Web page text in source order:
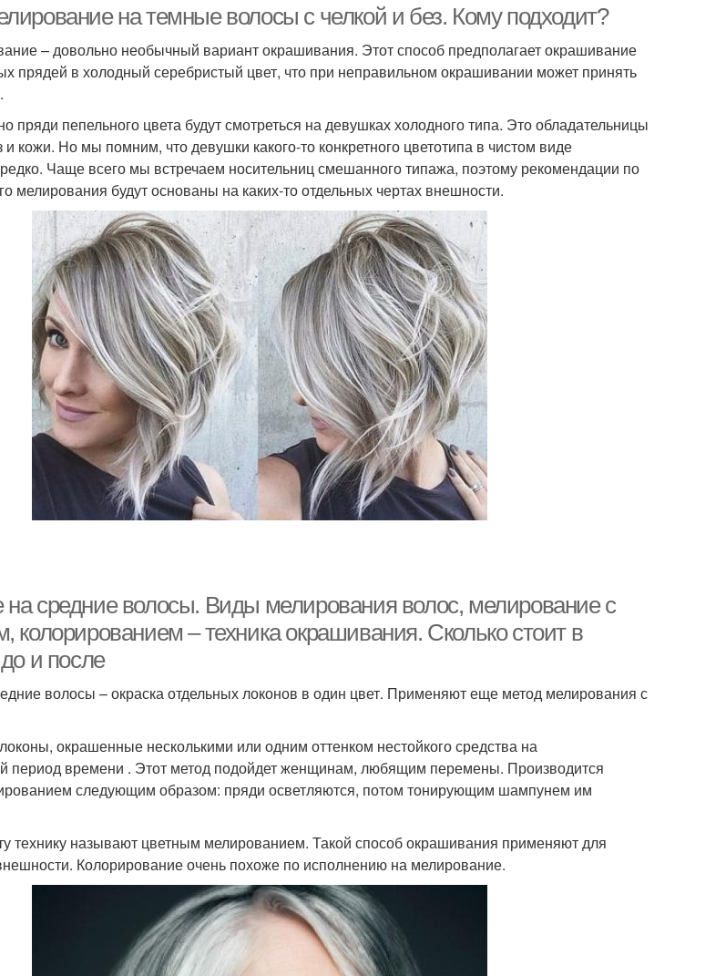
на темные волосы с челкой и без. Кому подходит?
– довольно необычный вариант окрашивания. Этот способ предполагает окрашивание
прядей в холодный серебристый цвет, что при неправильном окрашивании может принять
пряди пепельного цвета будут смотреться на девушках холодного типа. Это обладательницы
и кожи. Но мы помним, что девушки какого-то конкретного цветотипа в чистом виде
Чаще всего мы встречаем носительниц смешанного типажа, поэтому рекомендации по
мелирования будут основаны на каких-то отдельных чертах внешности.
средние волосы. Виды мелирования волос, мелирование с
колорированием – техника окрашивания. Сколько стоит в
и после
волосы – окраска отдельных локонов в один цвет. Применяют еще метод мелирования с
окрашенные несколькими или одним оттенком нестойкого средства на
период времени . Этот метод подойдет женщинам, любящим перемены. Производится
следующим образом: пряди осветляются, потом тонирующим шампунем им
технику называют цветным мелированием. Такой способ окрашивания применяют для
Колорирование очень похоже по исполнению на мелирование.